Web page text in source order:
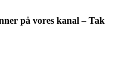
på vores kanal – Tak